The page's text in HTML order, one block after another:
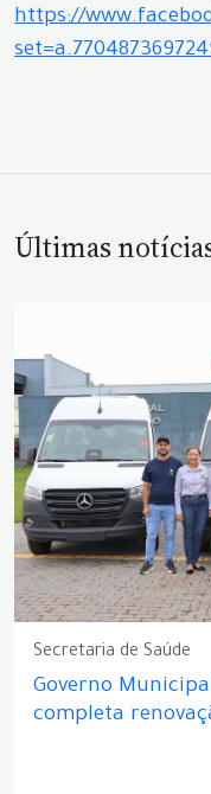
https://
Últimas
Secretaria de Saúde
Governo
completa